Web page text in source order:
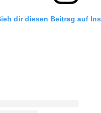
dir diesen Beitrag auf